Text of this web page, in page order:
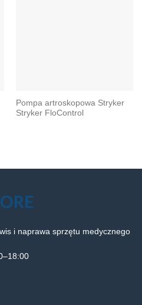
Pompa artroskopowa Stryker
Stryker FloControl
i naprawa sprzętu medycznego